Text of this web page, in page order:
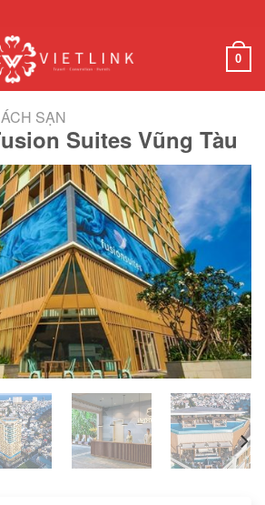
0
SẠN
Suites Vũng Tàu